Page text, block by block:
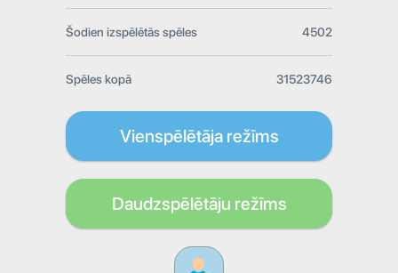
Šodien izspēlētās spēles 4502
Spēles kopā 31523746
Vienspēlētāja režīms
Daudzspēlētāju režīms